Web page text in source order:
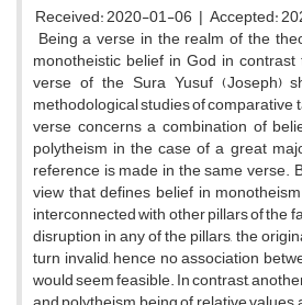
Received: 2020-01-06 | Accepted:
Being a verse in the realm of the
monotheistic belief in God in
verse of the Sura Yusuf (Joseph)
methodological studies of comparative
verse concerns a combination of
polytheism in the case of a great
reference is made in the same verse.
view that defines belief in
interconnected with other pillars of the
disruption in any of the pillars, the
turn invalid, hence no association
would seem feasible. In contrast,